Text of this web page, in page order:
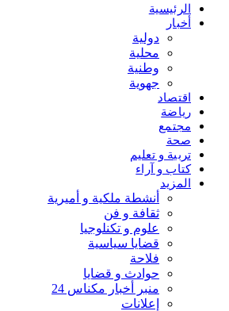
الرئيسية
أخبار
دولية
محلية
وطنية
جهوية
اقتصاد
رياضة
مجتمع
صحة
تربية و تعليم
كتاب و آراء
المزيد
أنشطة ملكية و أميرية
ثقافة و فن
علوم و تكنلوجيا
قضايا سياسية
فلاحة
حوادث و قضايا
منبر أخبار مكناس 24
إعلانات